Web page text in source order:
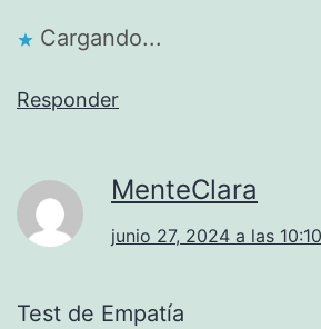
Cargando...
Responder
MenteClara
junio 27, 2024 a las
Test de Empatía